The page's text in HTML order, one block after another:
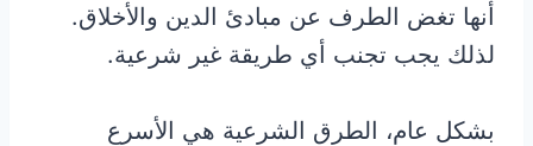
أنها تغض الطرف عن مبادئ الدين والأخلاق.
لذلك يجب تجنب أي طريقة غير شرعية.
بشكل عام، الطرق الشرعية هي الأسرع